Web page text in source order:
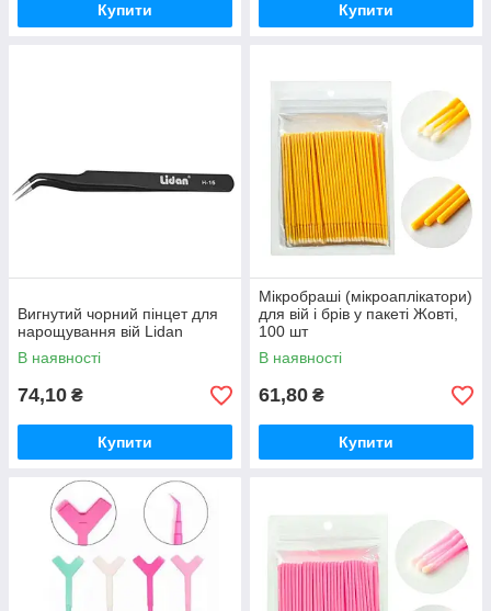
Купити Купити
Вигнутий чорний пінцет для
нарощування вій Lidan
В наявності
74,10 ₴
Купити
Мікробраші (мікроаплікатори)
для вій і брів у пакеті Жовті,
100 шт
В наявності
61,80 ₴
Купити